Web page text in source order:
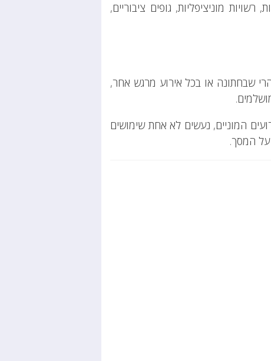
רשויות מוניציפליות, גופים ציבוריים,
הרי שבחתונה או בכל אירוע מרגש אחר,
המוניים, נעשים לא אחת שימושים
על המסך.